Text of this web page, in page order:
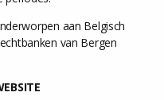
aan Belgisch
van Bergen